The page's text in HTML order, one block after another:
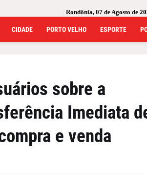
Rondônia, 07 de Agosto de
CIDADE PORTO VELHO ESPORTE
sobre a
Imediata
e venda